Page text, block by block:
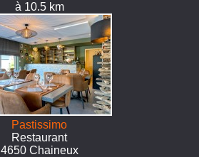
à 10.5 km
Pastissimo
Restaurant
4650 Chaineux